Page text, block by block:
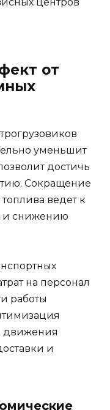
от
уменьшит
достичь
Сокращение
ведет к
и снижению
на персонал
работы
движения
и